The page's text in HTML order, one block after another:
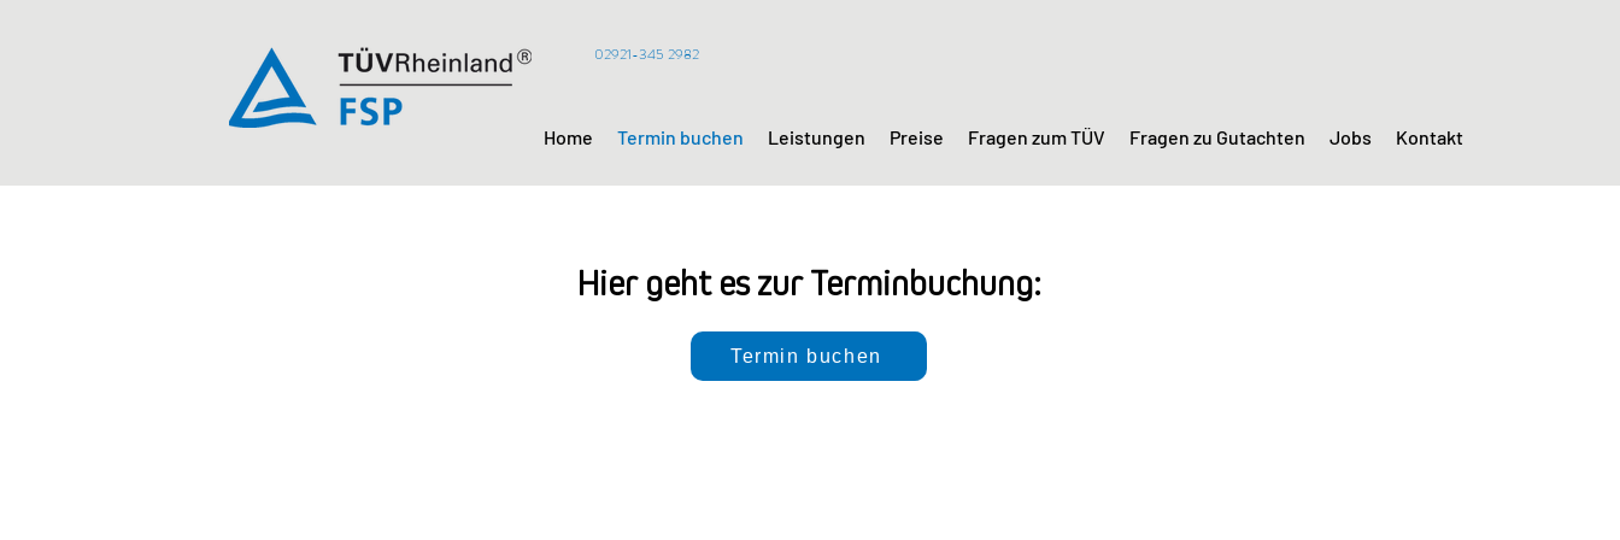
02921-345 2982
Home Termin buchen Leistungen Preise Fragen zum TÜV Fragen zu Gutachten Jobs Kontakt
Hier geht es zur Terminbuchung:
Termin buchen